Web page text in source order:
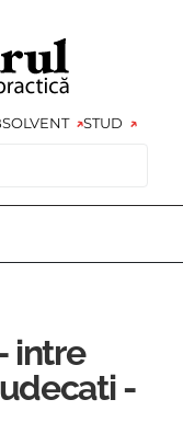
STUD
intre
-